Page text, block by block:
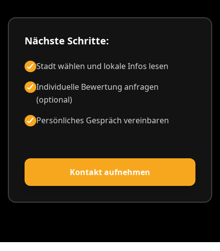
Nächste Schritte:
Stadt wählen und lokale Infos lesen
Individuelle Bewertung anfragen
(optional)
Persönliches Gespräch vereinbaren
Kontakt aufnehmen